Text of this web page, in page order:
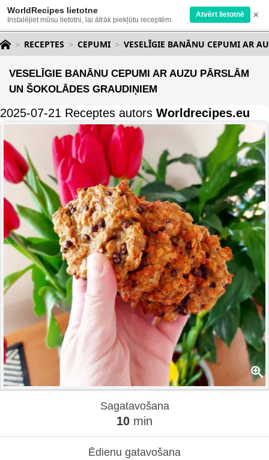
WorldRecipes lietotne
Instalējiet mūsu lietotni, lai ātrāk piekļūtu receptēm.
Atvērt lietotnē ×
RECEPTES CEPUMI VESELĪGIE BANĀNU CEPUMI AR
VESELĪGIE BANĀNU CEPUMI AR AUZU PĀRSLĀM
UN ŠOKOLĀDES GRAUDIŅIEM
2025-07-21 Receptes autors Worldrecipes.eu
Sagatavošana
10 min
Ēdienu gatavošana